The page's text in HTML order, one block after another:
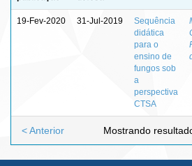
19-Fev-2020 31-Jul-2019
Sequência
didática
para o
ensino de
fungos sob
a
perspectiva
CTSA
Mostrando
< Anterior